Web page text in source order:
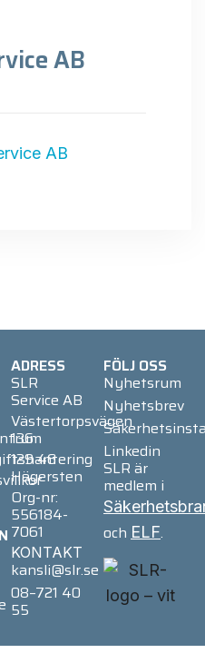
AB
AB
ADRESS
SLR
Service AB
Västertorpsvägen
136
129 46
Hägersten
Org-nr:
556184-
7061
KONTAKT
kansli@slr.se
08–721 40
55
FÖLJ OSS
Nyhetsrum
Nyhetsbrev
Linkedin
SLR är
medlem i
och ELF.